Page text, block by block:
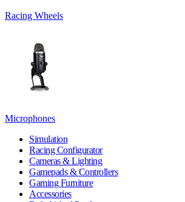
Racing Wheels
Microphones
Simulation
Racing Configurator
Cameras & Lighting
Gamepads & Controllers
Gaming Furniture
Accessories